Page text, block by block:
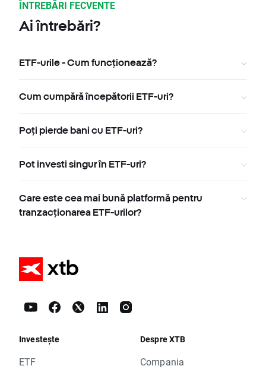
ÎNTREBĂRI FECVENTE
Ai întrebări?
ETF-urile - Cum funcționează?
Cum cumpără începătorii ETF-uri?
Poți pierde bani cu ETF-uri?
Pot investi singur în ETF-uri?
Care este cea mai bună platformă pentru
tranzacționarea ETF-urilor?
Investește
ETF
Despre XTB
Compania